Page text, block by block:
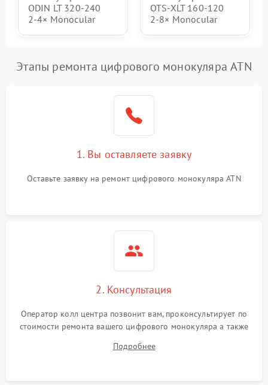
ODIN LT 320‑240
2‑4× Monocular
OTS‑XLT 160‑120
2‑8× Monocular
Этапы ремонта цифрового монокуляра ATN
1. Вы оставляете заявку
Оставьте заявку на ремонт цифрового монокуляра ATN
2. Консультация
Оператор колл центра позвонит вам, проконсультирует по
стоимости ремонта вашего цифрового монокуляра а также
Подробнее